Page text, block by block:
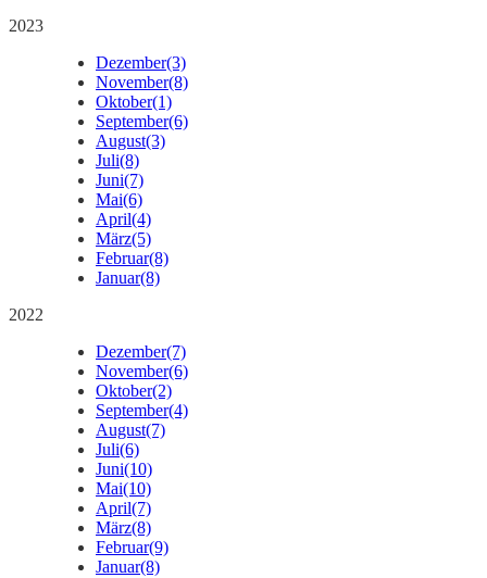
2023
Dezember(3)
November(8)
Oktober(1)
September(6)
August(3)
Juli(8)
Juni(7)
Mai(6)
April(4)
März(5)
Februar(8)
Januar(8)
2022
Dezember(7)
November(6)
Oktober(2)
September(4)
August(7)
Juli(6)
Juni(10)
Mai(10)
April(7)
März(8)
Februar(9)
Januar(8)